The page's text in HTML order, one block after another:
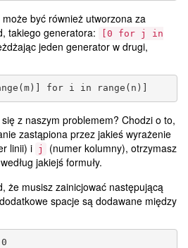
być również utworzona za
takiego generatora:
[0 for j in
jeden generator w drugi,
z naszym problemem? Chodzi o to,
zastąpiona przez jakieś wyrażenie
linii) i j
(numer kolumny), otrzymasz
jakiejś formuły.
że musisz zainicjować następującą
spacje są dodawane między